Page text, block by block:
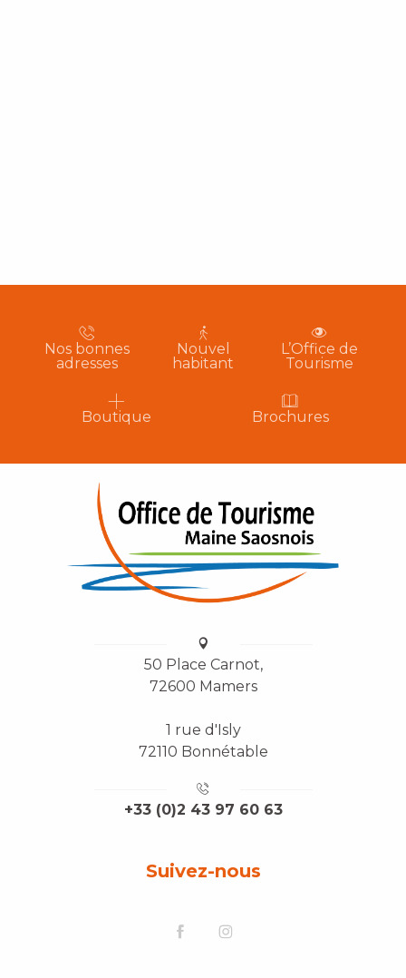
Nos bonnes
adresses
Nouvel
habitant
L’Office de
Tourisme
Boutique Brochures
50 Place Carnot,
72600 Mamers
1 rue d'Isly
72110 Bonnétable
+33 (0)2 43 97 60 63
Suivez-nous